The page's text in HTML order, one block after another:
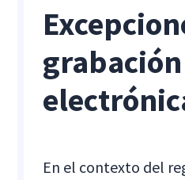
grabación
En el contexto del